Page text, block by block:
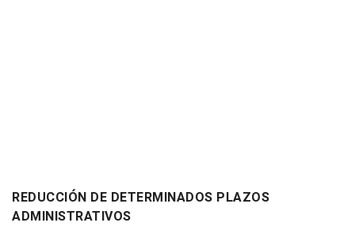
REDUCCIÓN DE DETERMINADOS PLAZOS
ADMINISTRATIVOS